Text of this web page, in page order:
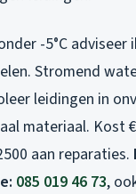
-5°C adviseer
Stromend
leidingen in
materiaal. Kost
aan reparaties.
085 019 46 73,